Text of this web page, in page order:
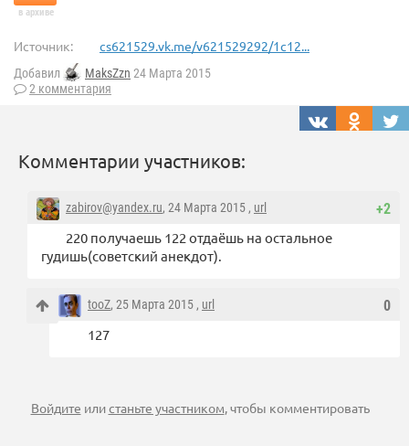
в архиве
Источник: cs621529.vk.me/v621529292/1c12...
Добавил MaksZzn 24 Марта 2015
2 комментария
Комментарии участников:
+2
zabirov@yandex.ru, 24 Марта 2015 , url
220 получаешь 122 отдаёшь на остальное
гудишь(советский анекдот).
0
tooZ, 25 Марта 2015 , url
127
Войдите илистаньте участником, чтобы комментировать